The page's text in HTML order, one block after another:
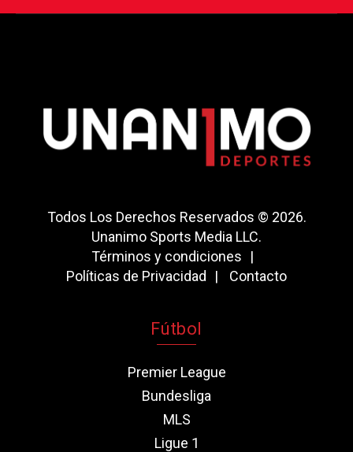
Todos Los Derechos Reservados © 2026.
Unanimo Sports Media LLC.
Términos y condiciones
Políticas de Privacidad
Contacto
Fútbol
Premier League
Bundesliga
MLS
Ligue 1